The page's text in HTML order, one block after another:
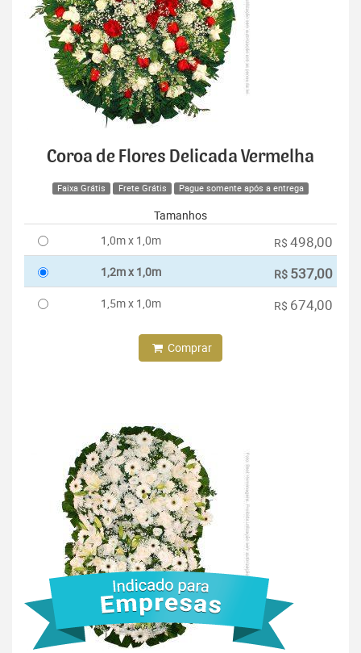
Coroa de Flores Delicada Vermelha
Faixa Grátis Frete Grátis Pague somente após a entrega
Tamanhos
1,0m x 1,0m
R$ 498,00
1,2m x 1,0m R$ 537,00
1,5m x 1,0m R$ 674,00
Comprar